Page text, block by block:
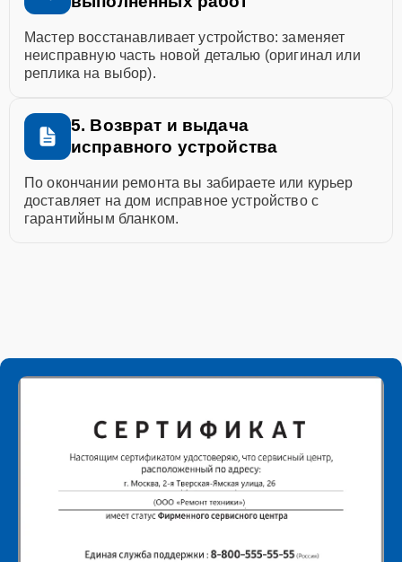
Мастер восстанавливает устройство: заменяет
неисправную часть новой деталью (оригинал или
реплика на выбор).
5. Возврат и выдача
исправного устройства
По окончании ремонта вы забираете или курьер
доставляет на дом исправное устройство с
гарантийным бланком.